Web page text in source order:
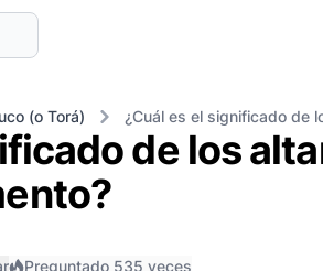
(o Torá) ¿Cuál es el significado de
de los
Preguntado 535 veces